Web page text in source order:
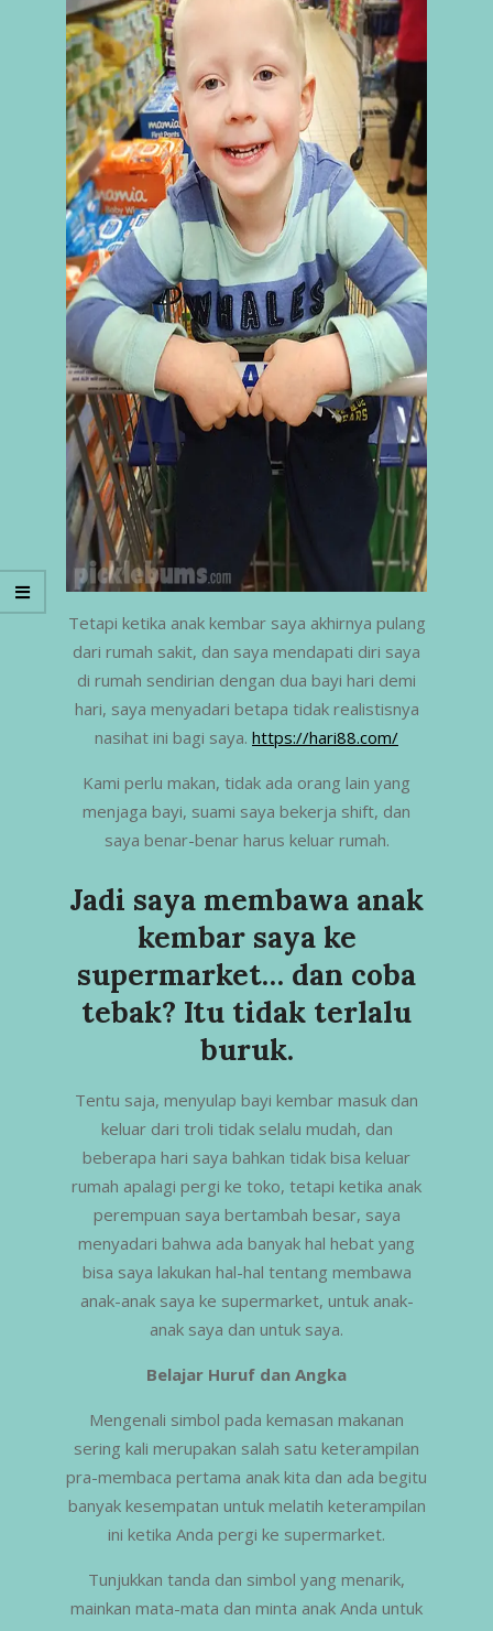
Tetapi ketika anak kembar saya akhirnya pulang
dari rumah sakit, dan saya mendapati diri saya
di rumah sendirian dengan dua bayi hari demi
hari, saya menyadari betapa tidak realistisnya
nasihat ini bagi saya. https://hari88.com/
Kami perlu makan, tidak ada orang lain yang
menjaga bayi, suami saya bekerja shift, dan
saya benar-benar harus keluar rumah.
Jadi saya membawa anak
kembar saya ke
supermarket… dan coba
tebak? Itu tidak terlalu
buruk.
Tentu saja, menyulap bayi kembar masuk dan
keluar dari troli tidak selalu mudah, dan
beberapa hari saya bahkan tidak bisa keluar
rumah apalagi pergi ke toko, tetapi ketika anak
perempuan saya bertambah besar, saya
menyadari bahwa ada banyak hal hebat yang
bisa saya lakukan hal-hal tentang membawa
anak-anak saya ke supermarket, untuk anak-
anak saya dan untuk saya.
Belajar Huruf dan Angka
Mengenali simbol pada kemasan makanan
sering kali merupakan salah satu keterampilan
pra-membaca pertama anak kita dan ada begitu
banyak kesempatan untuk melatih keterampilan
ini ketika Anda pergi ke supermarket.
Tunjukkan tanda dan simbol yang menarik,
mainkan mata-mata dan minta anak Anda untuk